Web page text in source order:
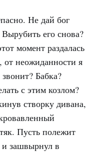
Не дай бог
его снова?
момент раздалась
от неожиданности я
Бабка?
с этим козлом?
створку дивана,
Пусть полежит
и зашвырнул в